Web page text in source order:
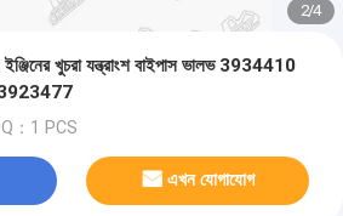
2/4
খুচরা যন্ত্রাংশ বাইপাস ভালভ 3934410
：1 PCS
এখন যোগাযোগ